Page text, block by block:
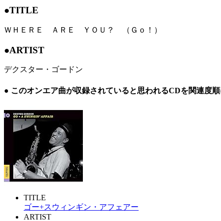
●TITLE
ＷＨＥＲＥ ＡＲＥ ＹＯＵ？ （Ｇｏ！）
●ARTIST
デクスター・ゴードン
● このオンエア曲が収録されていると思われるCDを関連度
TITLE
ゴー+スウィンギン・アフェアー
ARTIST